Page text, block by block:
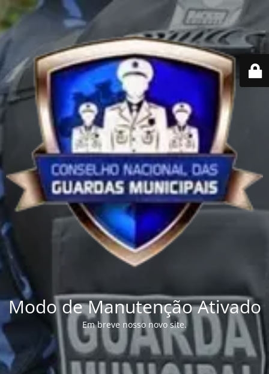
Modo de Manutenção Ativado
Em breve nosso novo site.